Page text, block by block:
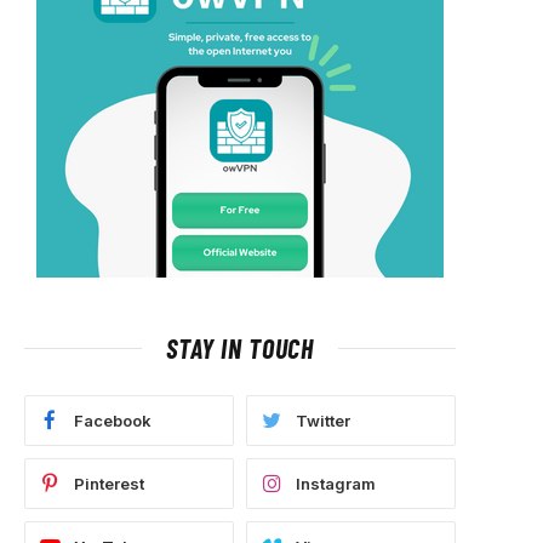
STAY IN TOUCH
Facebook Twitter
Pinterest Instagram